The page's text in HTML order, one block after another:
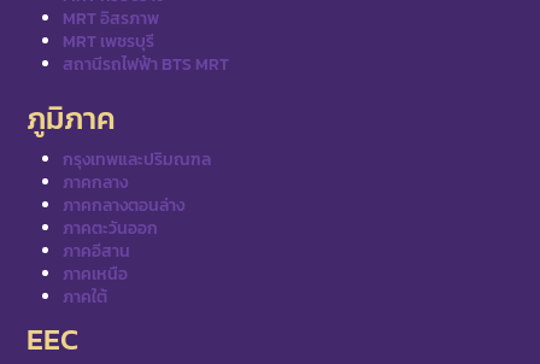
MRT อิสรภาพ
MRT เพชรบุรี
สถานีรถไฟฟ้า BTS MRT
ภูมิภาค
กรุงเทพและปริมณฑล
ภาคกลาง
ภาคกลางตอนล่าง
ภาคตะวันออก
ภาคอีสาน
ภาคเหนือ
ภาคใต้
EEC